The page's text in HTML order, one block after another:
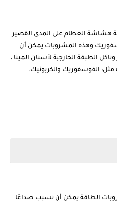
هشاشة العظام على المدى القصير
وهذه المشروبات يمكن أن
الطبقة الخارجية لأسنان المينا ،
الفوسفوريك والكربونيك.
الطاقة يمكن أن تسبب صداعًا